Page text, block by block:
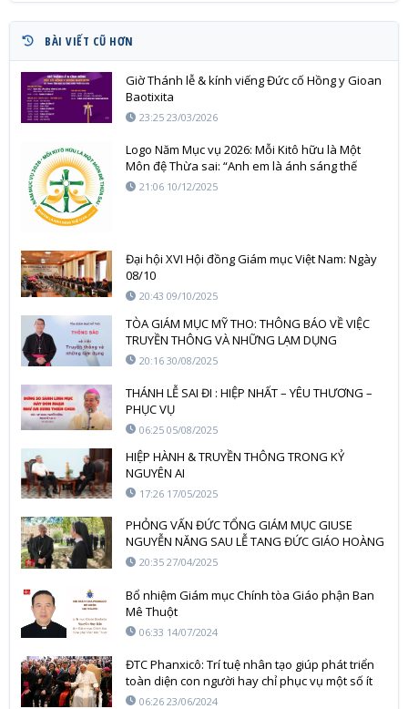
BÀI VIẾT CŨ HƠN
Giờ Thánh lễ & kính viếng Đức cố Hồng y Gioan
Baotixita
23:25 23/03/2026
Logo Năm Mục vụ 2026: Mỗi Kitô hữu là Một
Môn đệ Thừa sai: “Anh em là ánh sáng thế
gian” (Mt 5,14)
21:06 10/12/2025
Đại hội XVI Hội đồng Giám mục Việt Nam: Ngày
08/10
20:43 09/10/2025
TÒA GIÁM MỤC MỸ THO: THÔNG BÁO VỀ VIỆC
TRUYỀN THÔNG VÀ NHỮNG LẠM DỤNG
20:16 30/08/2025
THÁNH LỄ SAI ĐI : HIỆP NHẤT – YÊU THƯƠNG –
PHỤC VỤ
06:25 05/08/2025
HIỆP HÀNH & TRUYỀN THÔNG TRONG KỶ
NGUYÊN AI
17:26 17/05/2025
PHỎNG VẤN ĐỨC TỔNG GIÁM MỤC GIUSE
NGUYỄN NĂNG SAU LỄ TANG ĐỨC GIÁO HOÀNG
PHANXICÔ
20:35 27/04/2025
Bổ nhiệm Giám mục Chính tòa Giáo phận Ban
Mê Thuột
06:33 14/07/2024
ĐTC Phanxicô: Trí tuệ nhân tạo giúp phát triển
toàn diện con người hay chỉ phục vụ một số ít
bất chấp nguy hiểm?
06:26 23/06/2024